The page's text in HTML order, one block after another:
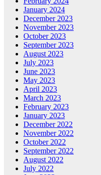
January 2024
December 2023
November 2023
October 2023
September 2023
August 2023
July 2023
June 2023
May 2023
April 2023
March 2023
February 2023
January 2023
December 2022
November 2022
October 2022
September 2022
August 2022
July 2022